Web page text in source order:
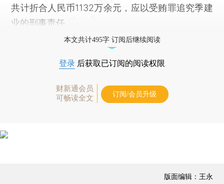
共计折合人民币1132万余元，应以受贿罪追究季建
业的刑事责任。
本文共计495字 订阅后继续阅读
登录 后获取已订阅的阅读权限
财新通会员
可畅读全文
订阅/会员升级
版面编辑：王永